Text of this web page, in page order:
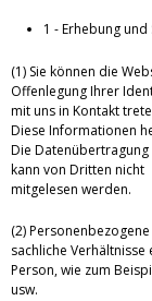
1 - Erhebung
(1) Sie können die
Offenlegung Ihrer
mit uns in Kontakt
Diese Informationen
Die
kann von Dritten nicht
mitgelesen werden.
(2)
sachliche
Person, wie zum
usw.